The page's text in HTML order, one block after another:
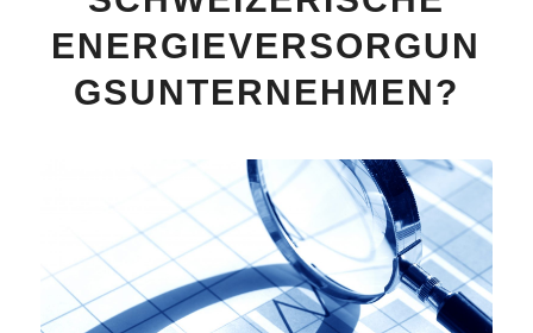
ENERGIEVERSORGUN
GSUNTERNEHMEN?